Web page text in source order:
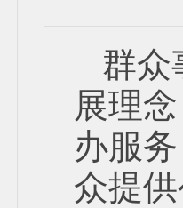
群众
展理
办服
众提